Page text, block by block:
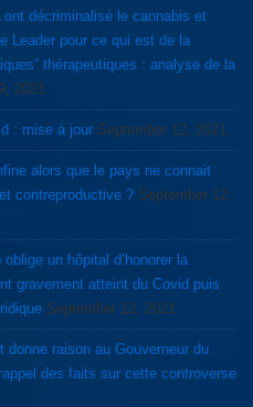
décriminalisé le cannabis et
Leader pour ce qui est de la
thérapeutiques : analyse de la
2021
: mise à jour September 12, 2021
alors que le pays ne connait
contreproductive ? September 12,
un hôpital d’honorer la
gravement atteint du Covid puis
September 12, 2021
donne raison au Gouverneur du
des faits sur cette controverse